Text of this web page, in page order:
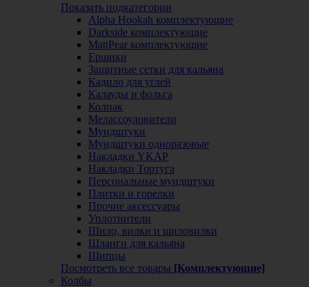
Показать подкатегории
Alpha Hookah комплектующие
Darkside комплектующие
MattPear комплектующие
Ершики
Защитные сетки для кальяна
Кадило для углей
Калауды и фольга
Колпак
Мелассоуловители
Мундштуки
Мундштуки одноразовые
Накладки YKAP
Накладки Тортуга
Персональные мундштуки
Плитки и горелки
Прочие аксессуары
Уплотнители
Шило, вилки и шиловилки
Шланги для кальяна
Щипцы
Посмотреть все товары [Комплектующие]
Колбы